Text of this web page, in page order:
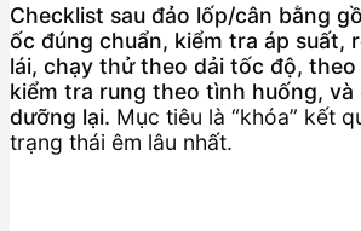
Checklist sau đảo lốp/cân bằng
ốc đúng chuẩn, kiểm tra áp suất,
lái, chạy thử theo dải tốc độ,
kiểm tra rung theo tình huống, và
dưỡng lại. Mục tiêu là “khóa” kết
trạng thái êm lâu nhất.